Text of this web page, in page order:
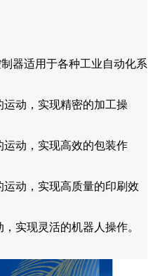
器适用于各种工业自动化系
动，实现精密的加工操
动，实现高效的包装作
动，实现高质量的印刷效
实现灵活的机器人操作。